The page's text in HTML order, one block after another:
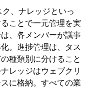
、ナレッジといっ
ことで一元管理を実
、各メンバーが議事
。進捗管理は、タス
種類別に分けること
レッジはウェブクリ
に格納。すべての業